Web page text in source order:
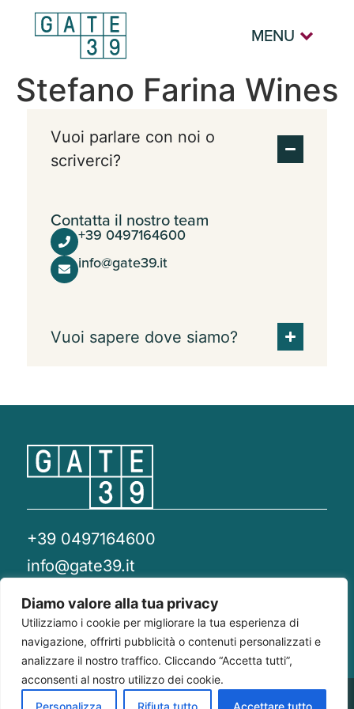
Diamo valore alla tua privacy
Utilizziamo i cookie per migliorare la tua esperienza di
navigazione, offrirti pubblicità o contenuti personalizzati e
analizzare il nostro traffico. Cliccando “Accetta tutti”,
acconsenti al nostro utilizzo dei cookie.
Personalizza
Rifiuta tutto Accettare tutto
MENU
Stefano Farina Wines
Vuoi parlare con noi o
scriverci?
Contatta il nostro team
+39 0497164600
info@gate39.it
Vuoi sapere dove siamo?
+39 0497164600
info@gate39.it
gate39@pec.it
Privacy Policy Whistleblowing Compliance 231
Gate 39 Largo Francesco Richini, 2/A 20122 P.Iva/CF